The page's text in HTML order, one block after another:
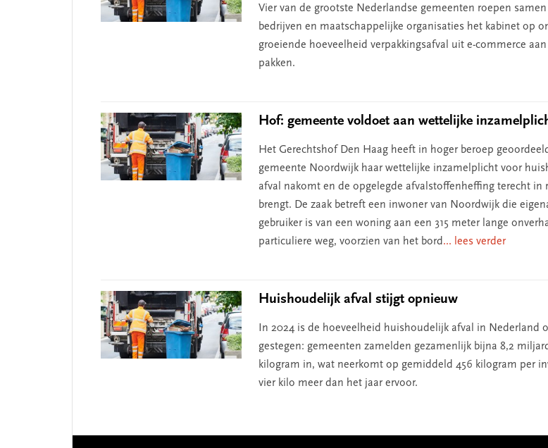
Vier van de grootste Nederlandse gemeenten roepen
bedrijven en maatschappelijke organisaties het kabinet op
groeiende hoeveelheid verpakkingsafval uit e-commerce aan
pakken.
Hof: gemeente voldoet aan wettelijke
Het Gerechtshof Den Haag heeft in hoger beroep
gemeente Noordwijk haar wettelijke inzamelplicht voor
afval nakomt en de opgelegde afvalstoffenheffing terecht in
brengt. De zaak betreft een inwoner van Noordwijk die
gebruiker is van een woning aan een 315 meter lange
particuliere weg, voorzien van het bord ... lees verder
Huishoudelijk afval stijgt opnieuw
In 2024 is de hoeveelheid huishoudelijk afval in Nederland
gestegen: gemeenten zamelden gezamenlijk bijna 8,2 miljard
kilogram in, wat neerkomt op gemiddeld 456 kilogram per
vier kilo meer dan het jaar ervoor.